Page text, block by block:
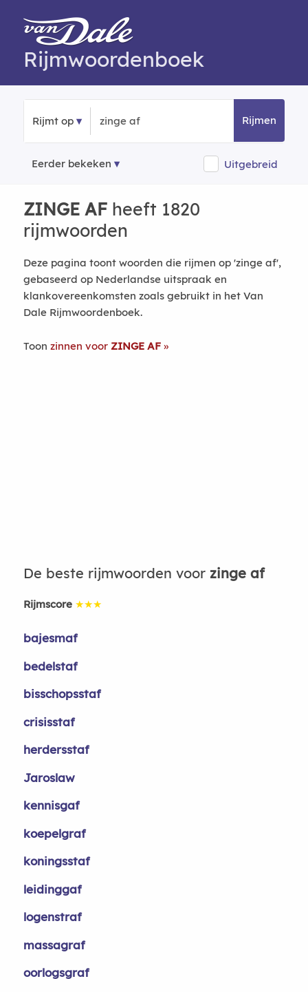
Rijmwoordenboek
Rijmt op Rijmen
Eerder bekeken Uitgebreid
ZINGE AFheeft 1820
rijmwoorden
Deze pagina toont woorden die rijmen op 'zinge af',
gebaseerd op Nederlandse uitspraak en
klankovereenkomsten zoals gebruikt in het Van
Dale Rijmwoordenboek.
Toon zinnen voor ZINGE AF
De beste rijmwoorden voor zinge af
Rijmscore ★★★
bajesmaf
bedelstaf
bisschopsstaf
crisisstaf
herdersstaf
Jaroslaw
kennisgaf
koepelgraf
koningsstaf
leidinggaf
logenstraf
massagraf
oorlogsgraf